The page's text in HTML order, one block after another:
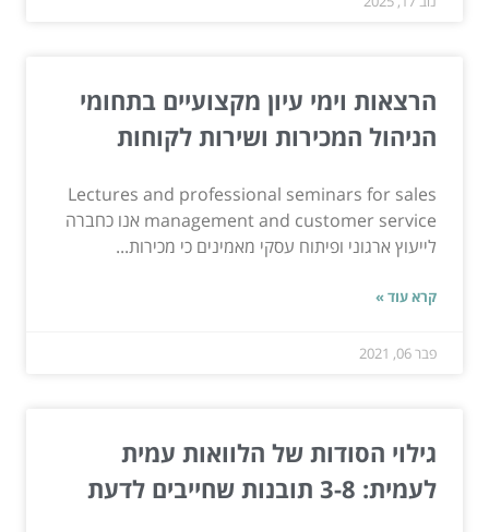
הרצאות וימי עיון מקצועיים בתחומי
הניהול המכירות ושירות לקוחות
Lectures and professional seminars for sales
management and customer service אנו כחברה
לייעוץ ארגוני ופיתוח עסקי מאמינים כי מכירות...
קרא עוד »
פבר 06, 2021
גילוי הסודות של הלוואות עמית
לעמית: 3-8 תובנות שחייבים לדעת